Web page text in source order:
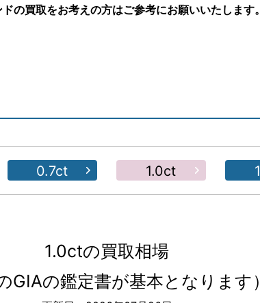
の買取をお考えの方はご参考にお願いいたします。
0.7ct 1.0ct
1.0ctの買取相場
GIAの鑑定書が基本となります）